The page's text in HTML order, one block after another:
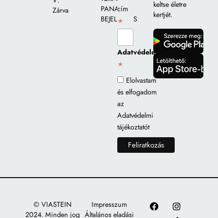
Zárva
PANASZ
BEJELENTÉS
cím
*
Adatvédelem
*
Elolvastam
és elfogadom
az
Adatvédelmi
tájékoztatót
keltse életre
kertjét.
gomb
gomb
© VIASTEIN
2024. Minden jog
Impresszum
Általános eladási